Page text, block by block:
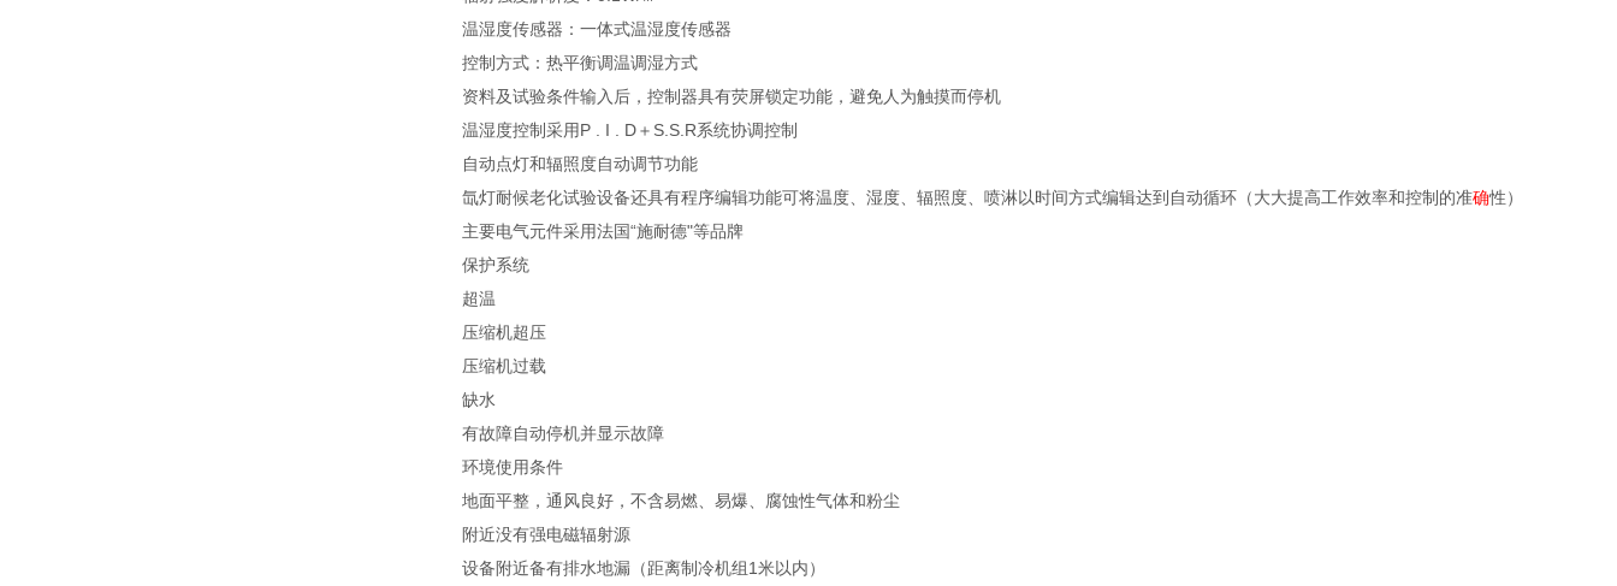
温湿度传感器：一体式温湿度传感器
控制方式：热平衡调温调湿方式
资料及试验条件输入后，控制器具有荧屏锁定功能，避免人为触摸而停机
温湿度控制采用P . I . D＋S.S.R系统协调控制
自动点灯和辐照度自动调节功能
氙灯耐候老化试验设备还具有程序编辑功能可将温度、湿度、辐照度、喷淋以时间方式编辑达到自动循环（大大提高工作效率和控制的准确性）
主要电气元件采用法国“施耐德"等品牌
保护系统
超温
压缩机超压
压缩机过载
缺水
有故障自动停机并显示故障
环境使用条件
地面平整，通风良好，不含易燃、易爆、腐蚀性气体和粉尘
附近没有强电磁辐射源
设备附近备有排水地漏（距离制冷机组1米以内）